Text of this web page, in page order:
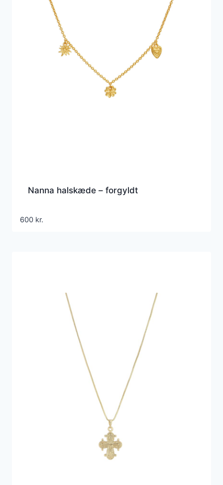
Nanna halskæde – forgyldt
600 kr.